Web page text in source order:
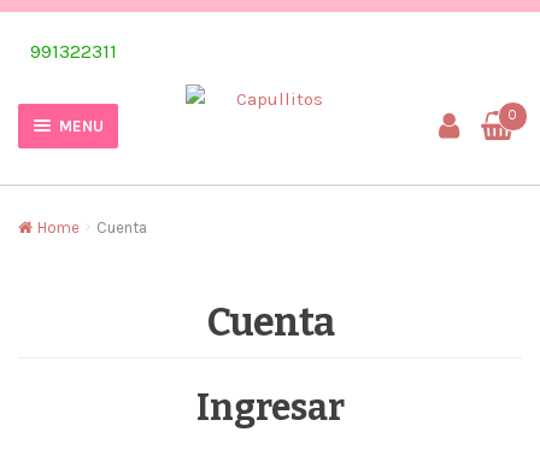
Skip
navigation
Skip
content
991322311
MENU
0
Home Cuenta
Cuenta
Ingresar